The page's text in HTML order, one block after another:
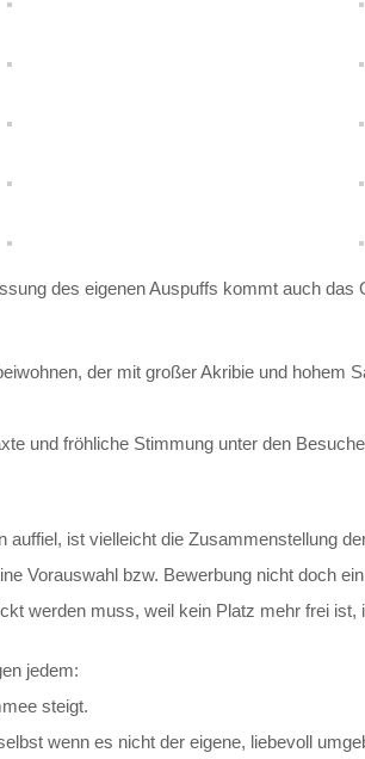
des eigenen Auspuffs kommt auch das
der mit großer Akribie und hohem
und fröhliche Stimmung unter den
ist vielleicht die Zusammenstellung
Vorauswahl bzw. Bewerbung nicht doch
werden muss, weil kein Platz mehr frei ist,
jedem:
steigt.
wenn es nicht der eigene, liebevoll